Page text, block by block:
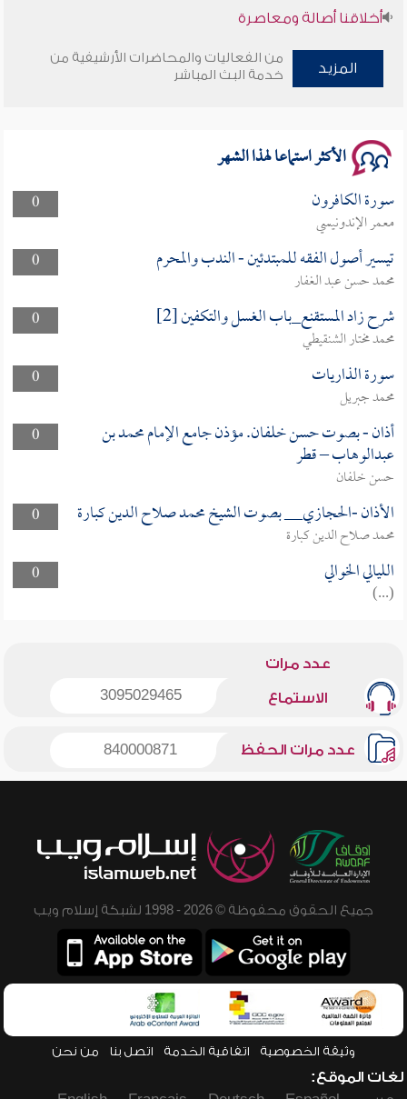
أخلاقنا أصالة ومعاصرة
وأمنهم من خوف 9
المزيد
من الفعاليات والمحاضرات الأرشيفية من
خدمة البث المباشر
الأكثر استماعا لهذا الشهر
0 سورة الكافرون
معمر الإندونيسي
0
تيسير أصول الفقه للمبتدئين - الندب والمحرم
محمد حسن عبد الغفار
0
شرح زاد المستقنع_باب الغسل والتكفين [2]
محمد مختار الشنقيطي
0
سورة الذاريات
محمد جبريل
0
أذان - بصوت حسن خلفان. مؤذن جامع الإمام محمد بن
عبدالوهاب – قطر
حسن خلفان
0
الأذان -الحجازي__ بصوت الشيخ محمد صلاح الدين كبارة
محمد صلاح الدين كبارة
0
الليالي الخوالي
(...)
عدد مرات
الاستماع 3095029465
عدد مرات الحفظ 840000871
جميع الحقوق محفوظة © 2026 - 1998 لشبكة إسلام ويب
وثيقة الخصوصية اتفاقية الخدمة اتصل بنا من نحن
لغات الموقع: